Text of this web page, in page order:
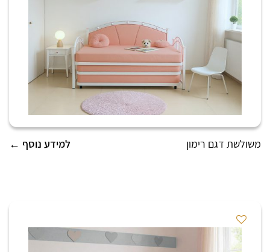
משולשת דגם רימון למידע נוסף ←